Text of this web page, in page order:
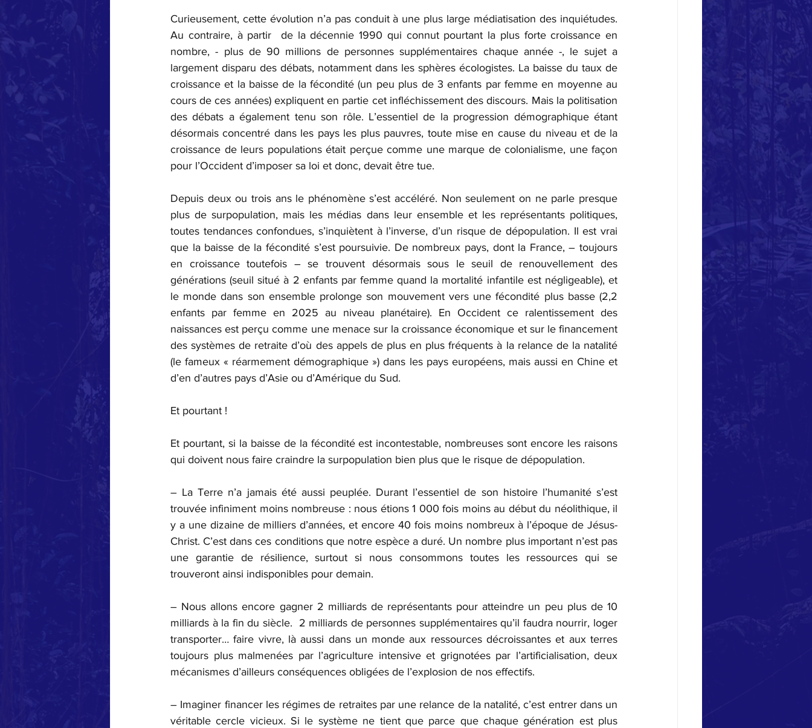
Curieusement, cette évolution n’a pas conduit à une plus large médiatisation des inquiétudes.
Au contraire, à partir  de la décennie 1990 qui connut pourtant la plus forte croissance en
nombre, - plus de 90 millions de personnes supplémentaires chaque année -, le sujet a
largement disparu des débats, notamment dans les sphères écologistes. La baisse du taux de
croissance et la baisse de la fécondité (un peu plus de 3 enfants par femme en moyenne au
cours de ces années) expliquent en partie cet infléchissement des discours. Mais la politisation
des débats a également tenu son rôle. L’essentiel de la progression démographique étant
désormais concentré dans les pays les plus pauvres, toute mise en cause du niveau et de la
croissance de leurs populations était perçue comme une marque de colonialisme, une façon
pour l’Occident d’imposer sa loi et donc, devait être tue.
Depuis deux ou trois ans le phénomène s’est accéléré. Non seulement on ne parle presque
plus de surpopulation, mais les médias dans leur ensemble et les représentants politiques,
toutes tendances confondues, s’inquiètent à l’inverse, d’un risque de dépopulation. Il est vrai
que la baisse de la fécondité s’est poursuivie. De nombreux pays, dont la France, – toujours
en croissance toutefois – se trouvent désormais sous le seuil de renouvellement des
générations (seuil situé à 2 enfants par femme quand la mortalité infantile est négligeable), et
le monde dans son ensemble prolonge son mouvement vers une fécondité plus basse (2,2
enfants par femme en 2025 au niveau planétaire). En Occident ce ralentissement des
naissances est perçu comme une menace sur la croissance économique et sur le financement
des systèmes de retraite d’où des appels de plus en plus fréquents à la relance de la natalité
(le fameux « réarmement démographique ») dans les pays européens, mais aussi en Chine et
d’en d’autres pays d’Asie ou d’Amérique du Sud.
Et pourtant !
Et pourtant, si la baisse de la fécondité est incontestable, nombreuses sont encore les raisons
qui doivent nous faire craindre la surpopulation bien plus que le risque de dépopulation.
– La Terre n’a jamais été aussi peuplée. Durant l’essentiel de son histoire l’humanité s’est
trouvée infiniment moins nombreuse : nous étions 1 000 fois moins au début du néolithique, il
y a une dizaine de milliers d’années, et encore 40 fois moins nombreux à l’époque de Jésus-
Christ. C’est dans ces conditions que notre espèce a duré. Un nombre plus important n’est pas
une garantie de résilience, surtout si nous consommons toutes les ressources qui se
trouveront ainsi indisponibles pour demain.
– Nous allons encore gagner 2 milliards de représentants pour atteindre un peu plus de 10
milliards à la fin du siècle.  2 milliards de personnes supplémentaires qu’il faudra nourrir, loger
transporter… faire vivre, là aussi dans un monde aux ressources décroissantes et aux terres
toujours plus malmenées par l’agriculture intensive et grignotées par l’artificialisation, deux
mécanismes d’ailleurs conséquences obligées de l’explosion de nos effectifs.
– Imaginer financer les régimes de retraites par une relance de la natalité, c’est entrer dans un
véritable cercle vicieux. Si le système ne tient que parce que chaque génération est plus